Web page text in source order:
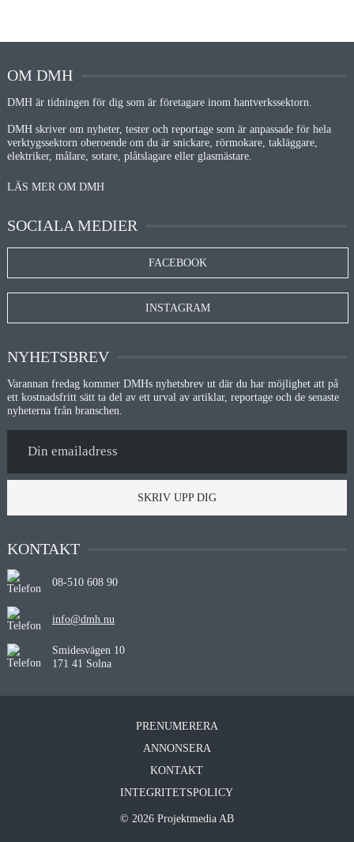
OM DMH
DMH är tidningen för dig som är företagare inom hantverkssektorn.
DMH skriver om nyheter, tester och reportage som är anpassade för hela
verktygssektorn oberoende om du är snickare, rörmokare, takläggare,
elektriker, målare, sotare, plåtslagare eller glasmästare.
LÄS MER OM DMH
SOCIALA MEDIER
FACEBOOK
INSTAGRAM
NYHETSBREV
Varannan fredag kommer DMHs nyhetsbrev ut där du har möjlighet att på
ett kostnadsfritt sätt ta del av ett urval av artiklar, reportage och de senaste
nyheterna från branschen.
SKRIV UPP DIG
KONTAKT
08-510 608 90
info@dmh.nu
Smidesvägen 10
171 41 Solna
PRENUMERERA
ANNONSERA
KONTAKT
INTEGRITETSPOLICY
© 2026 Projektmedia AB